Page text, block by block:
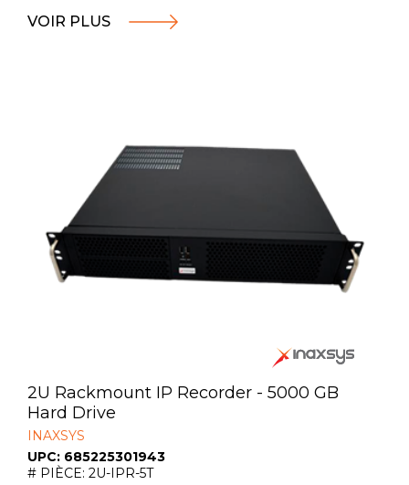
VOIR PLUS
2U Rackmount IP Recorder - 5000 GB
Hard Drive
INAXSYS
UPC: 685225301943
# PIÈCE: 2U-IPR-5T